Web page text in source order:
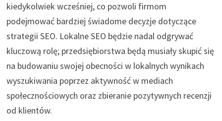
kiedykolwiek wcześniej, co pozwoli firmom
podejmować bardziej świadome decyzje dotyczące
strategii SEO. Lokalne SEO będzie nadal odgrywać
kluczową rolę; przedsiębiorstwa będą musiały skupić się
na budowaniu swojej obecności w lokalnych wynikach
wyszukiwania poprzez aktywność w mediach
społecznościowych oraz zbieranie pozytywnych recenzji
od klientów.